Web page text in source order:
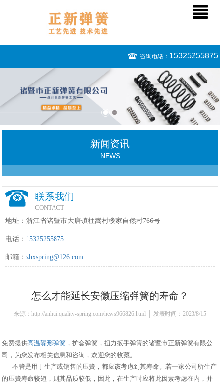
咨询电话： 15325255875
新闻资讯
NEWS
联系我们
CONTACT
地址：浙江省诸暨市大唐镇柱嵩村楼家自然村766号
电话： 15325255875
邮箱：zhxspring@126.com
怎么才能延长安徽压缩弹簧的寿命？
来源：http://anhui.quality-spring.com/news966826.html │ 发表时间：2023/8/15
免费提供高温碟形弹簧 ，护套弹簧，扭力扳手弹簧的诸暨市正新弹簧有限公
司，为您发布相关信息和咨询，欢迎您的收藏。
不管是用于生产或销售的压簧，都应该考虑到其寿命。若一家公司所生产
的压簧寿命较短，则其品质较低，因此，在生产时应将此因素考虑在内，并